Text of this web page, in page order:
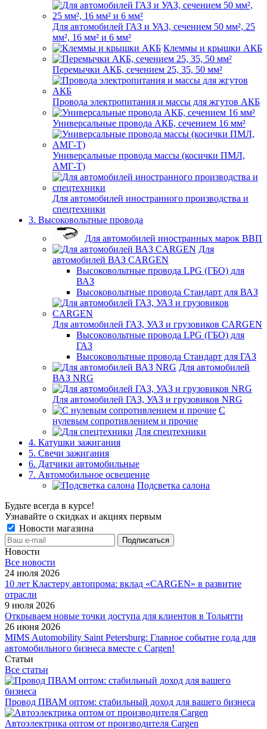
Для автомобилей ГАЗ и УАЗ, сечением 50 мм², 25
мм², 16 мм² и 6 мм²
Клеммы и крышки АКБ
Перемычки АКБ, сечением 25, 35, 50 мм²
Провода электропитания и массы для жгутов АКБ
Универсальные провода АКБ, сечением 16 мм²
Универсальные провода массы (косички ПМЛ,
АМГ-Т)
Для автомобилей иностранного производства и
спецтехники
3. Высоковольтные провода
Для автомобилей иностранных марок ВВП
Для
автомобилей ВАЗ CARGEN
Высоковольтные провода LPG (ГБО) для
ВАЗ
Высоковольтные провода Стандарт для ВАЗ
Для автомобилей ГАЗ, УАЗ и грузовиков CARGEN
Высоковольтные провода LPG (ГБО) для
ГАЗ
Высоковольтные провода Стандарт для ГАЗ
Для автомобилей
ВАЗ NRG
Для автомобилей ГАЗ, УАЗ и грузовиков NRG
С
нулевым сопротивлением и прочие
Для спецтехники
4. Катушки зажигания
5. Свечи зажигания
6. Датчики автомобильные
7. Автомобильное освещение
Подсветка салона
Будьте всегда в курсе!
Узнавайте о скидках и акциях первым
Новости магазина
Новости
Все новости
24 июля 2026
10 лет Кластеру автопрома: вклад «CARGEN» в развитие
отрасли
9 июля 2026
Открываем новые точки доступа для клиентов в Тольятти
26 июня 2026
MIMS Automobility Saint Petersburg: Главное событие года для
автомобильного бизнеса вместе с Cargen!
Статьи
Все статьи
Провод ПВАМ оптом: стабильный доход для вашего бизнеса
Автоэлектрика оптом от производителя Cargen